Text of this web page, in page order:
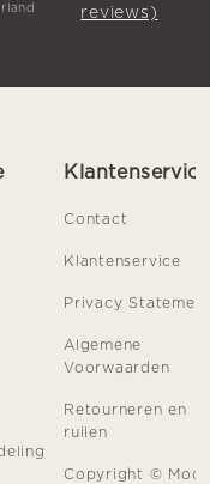
reviews)
Klantenservice
Contact
Klantenservice
Privacy
Algemene
Voorwaarden
Retourneren en
ruilen
Copyright ©